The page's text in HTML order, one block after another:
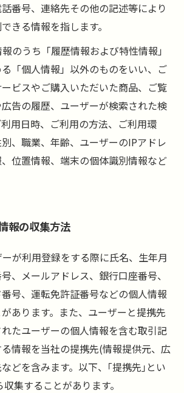
番号、連絡先その他の記述等により
きる情報を指します。
のうち「履歴情報および特性情報」
「個人情報」以外のものをいい、ご
ビスやご購入いただいた商品、ご覧
告の履歴、ユーザーが検索された検
用日時、ご利用の方法、ご利用環
、職業、年齢、ユーザーのIPアドレ
位置情報、端末の個体識別情報など
報の収集方法
が利用登録をする際に氏名、生年月
、メールアドレス、銀行口座番号、
号、運転免許証番号などの個人情報
あります。また、ユーザーと提携先
たユーザーの個人情報を含む取引記
情報を当社の提携先(情報提供元、広
どを含みます。以下、｢提携先｣とい
集することがあります。